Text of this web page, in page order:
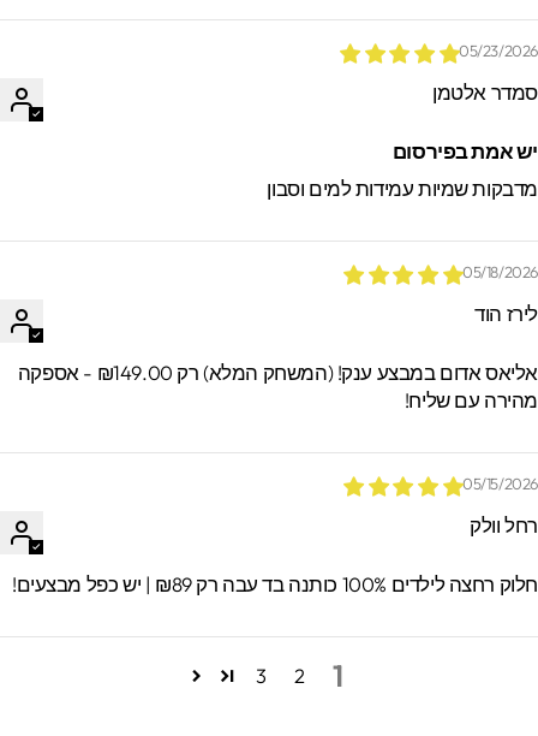
05/23/
אלטמן
אמת בפירסום
שמיות עמידות למים וסבון
05/18/
הוד
אליאס אדום במבצע ענק! (המשחק המלא) רק ₪149.00 - אספקה
עם שליח!
05/15/
וולק
רחצה לילדים 100% כותנה בד עבה רק ₪89 | יש כפל מבצעים!
1
2
3